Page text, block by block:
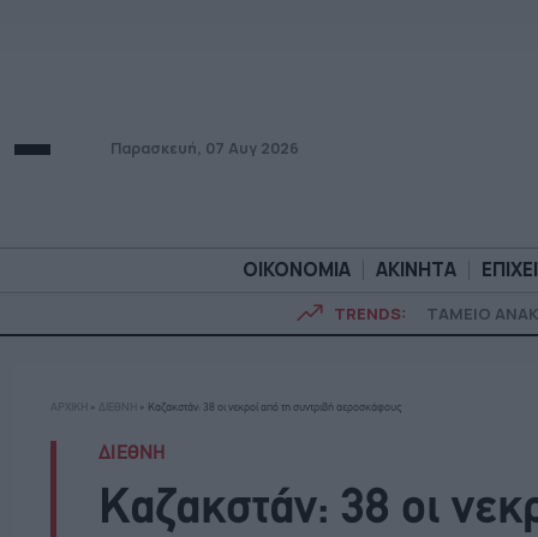
Παρασκευή, 07 Αυγ 2026
ΟΙΚΟΝΟΜΙΑ ΑΚΙΝΗΤΑ
TRENDS: ΤΑΜΕΙΟ
ΟΙΚΟΝΟΜΙΑ
ΑΡΧΙΚΗ » ΔΙΕΘΝΗ » Καζακστάν: 38 οι νεκροί από τη συντριβή αεροσκάφους
ΔΙΕΘΝΗ
Καζακστάν: 38 οι